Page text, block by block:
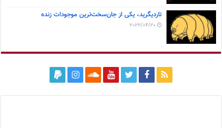
تاردیگرید، یکی از جان‌سخت‌ترین موجودات زنده
2022/04/20